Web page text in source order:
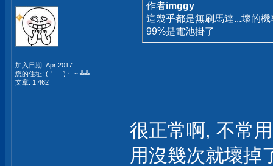
加入日期: Apr 2017
您的住址: (╯-_-)╯ ~ ╩╩
文章: 1,462
作者imggy
這幾乎都是無刷馬達...壞的
99%是電池掛了
很正常啊, 不常
用沒幾次就壞掉